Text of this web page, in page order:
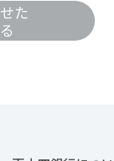
た